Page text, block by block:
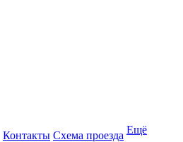
Контакты Схема проезда Ещё